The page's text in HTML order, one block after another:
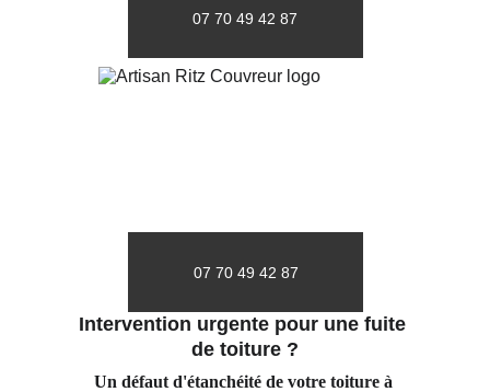
07 70 49 42 87
Intervention urgente pour une fuite
de toiture ?
Un défaut d'étanchéité de votre toiture à
07 70 49 42 87